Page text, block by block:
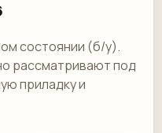
состоянии (б/у).
рассматривают под
приладку и